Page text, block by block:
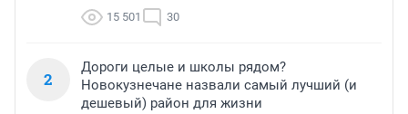
15 501 30
2
Дороги целые и школы рядом?
Новокузнечане назвали самый лучший (и
дешевый) район для жизни